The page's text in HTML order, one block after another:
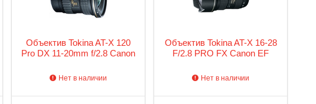
Объектив Tokina AT-X 120
Pro DX 11-20mm f/2.8 Canon
Нет в наличии
Объектив Tokina AT-X 16-28
F/2.8 PRO FX Canon EF
Нет в наличии